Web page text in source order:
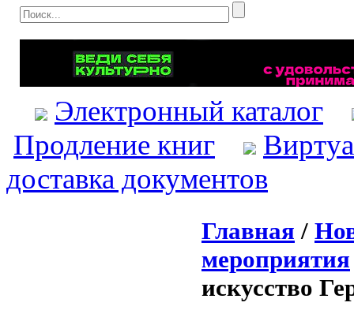
Электронный каталог
Продление книг
доставка документов
Главная /
мероприятия
искусство